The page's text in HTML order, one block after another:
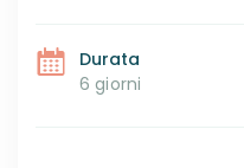
Durata
6 giorni